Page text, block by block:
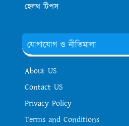
হেলথ টিপস
যোগাযোগ ও নীতিমালা
About US
Contact US
Privacy Policy
Terms and Conditions